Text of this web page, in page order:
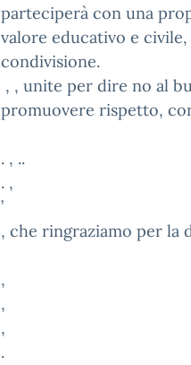
parteciperà con una
valore educativo e
condivisione.
, , unite per dire no al
promuovere rispetto,
. , ..
. ,
’
, che ringraziamo per la
,
,
̀,
.